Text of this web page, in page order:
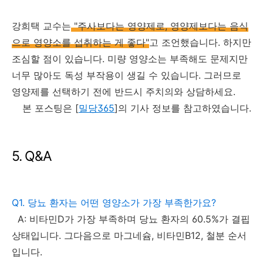
강희택 교수는"주사보다는 영양제로, 영양제보다는 음식
으로 영양소를 섭취하는 게 좋다"고 조언했습니다. 하지만
조심할 점이 있습니다. 미량 영양소는 부족해도 문제지만
너무 많아도 독성 부작용이 생길 수 있습니다. 그러므로
영양제를 선택하기 전에 반드시 주치의와 상담하세요.
본 포스팅은 [밀당365]의 기사 정보를 참고하였습니다.
5. Q&A
Q1. 당뇨 환자는 어떤 영양소가 가장 부족한가요?
A: 비타민D가 가장 부족하며 당뇨 환자의 60.5%가 결핍
상태입니다. 그다음으로 마그네슘, 비타민B12, 철분 순서
입니다.